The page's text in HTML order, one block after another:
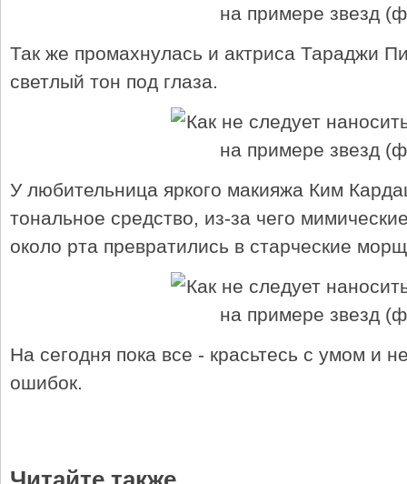
Так же промахнулась и актриса Тараджи
светлый тон под глаза.
У любительница яркого макияжа Ким
тональное средство, из-за чего
около рта превратились в старческие
На сегодня пока все - красьтесь с умом и
ошибок.